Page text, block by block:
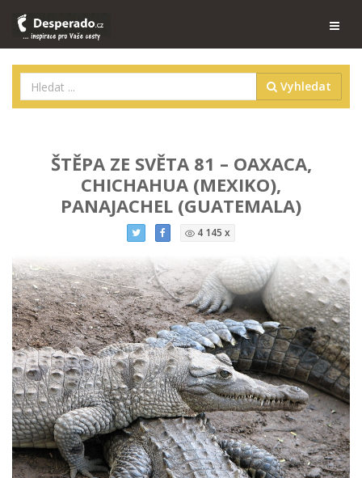
Vyhledat
ŠTĚPA ZE SVĚTA 81 – OAXACA,
CHICHAHUA (MEXIKO),
PANAJACHEL (GUATEMALA)
4 145 x